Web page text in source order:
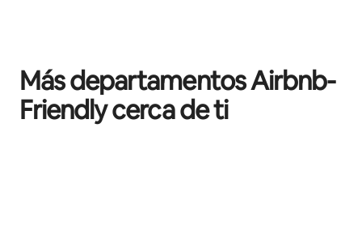
Más departamentos Airbnb-
Friendly cerca de ti